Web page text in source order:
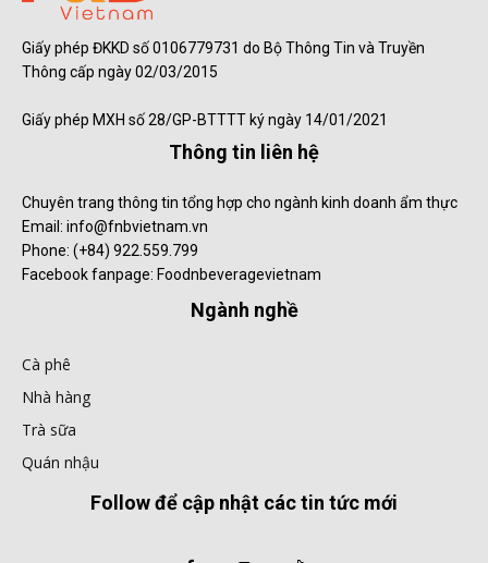
Giấy phép ĐKKD số 0106779731 do Bộ Thông Tin và Truyền
Thông cấp ngày 02/03/2015
Giấy phép MXH số 28/GP-BTTTT ký ngày 14/01/2021
Thông tin liên hệ
Chuyên trang thông tin tổng hợp cho ngành kinh doanh ẩm thực
Email: info@fnbvietnam.vn
Phone: (+84) 922.559.799
Facebook fanpage: Foodnbeveragevietnam
Ngành nghề
Cà phê
Nhà hàng
Trà sữa
Quán nhậu
Follow để cập nhật các tin tức mới